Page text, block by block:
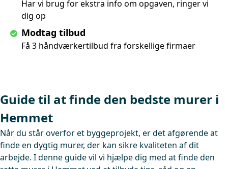
Har vi brug for ekstra info om opgaven, ringer vi
dig op
Modtag tilbud
Få 3 håndværkertilbud fra forskellige firmaer
Guide til at finde den bedste murer i
Hemmet
Når du står overfor et byggeprojekt, er det afgørende at
finde en dygtig murer, der kan sikre kvaliteten af dit
arbejde. I denne guide vil vi hjælpe dig med at finde den